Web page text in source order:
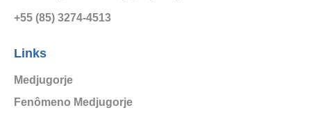
+55 (85) 3274-4513
Links
Medjugorje
Fenômeno Medjugorje